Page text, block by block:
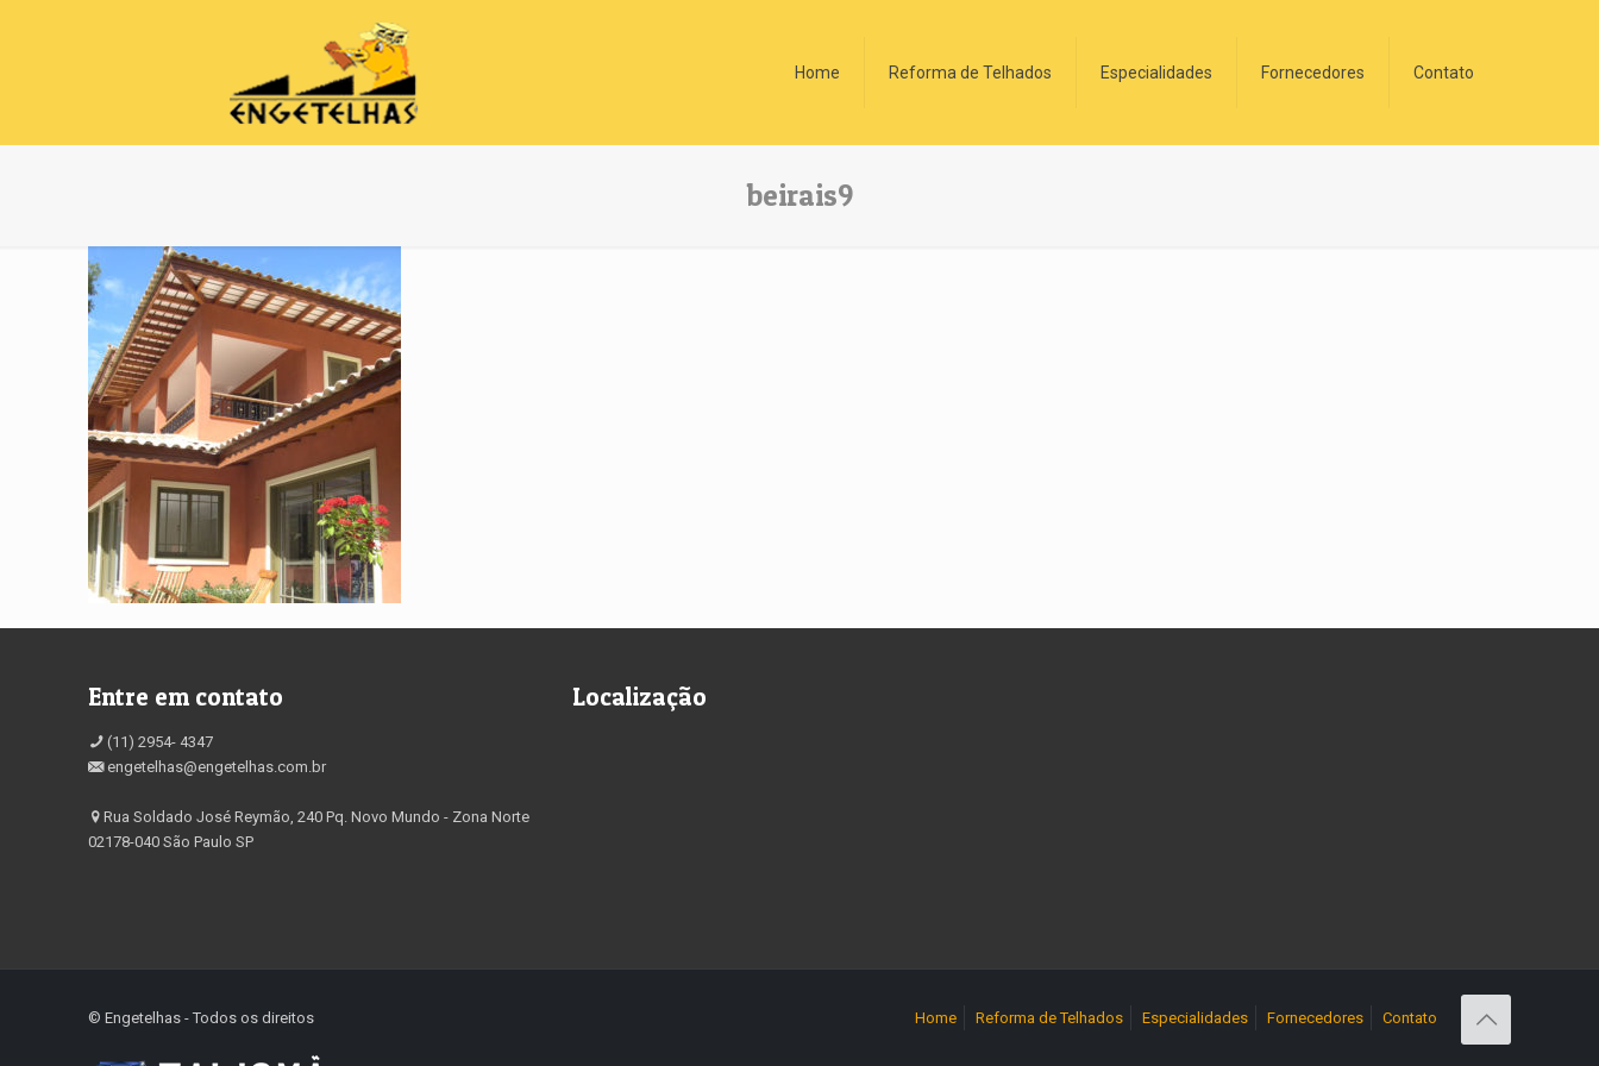
Home Reforma de Telhados Especialidades Fornecedores Contato
beirais9
Entre em contato
(11) 2954- 4347
engetelhas@engetelhas.com.br
Rua Soldado José Reymão, 240 Pq. Novo Mundo - Zona Norte
02178-040 São Paulo SP
Localização
©️ Engetelhas - Todos os direitos Home Reforma de Telhados Especialidades Fornecedores Contato